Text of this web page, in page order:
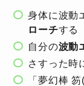
身体に波動
ローチする
自分の波動
さすった時
「夢幻棒